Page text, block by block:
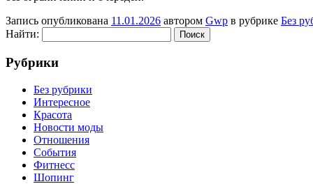
Запись опубликована 11.01.2026 автором Gwp в рубрике Без
Найти:
Рубрики
Без рубрики
Интересное
Красота
Новости моды
Отношения
События
Фитнесс
Шопинг